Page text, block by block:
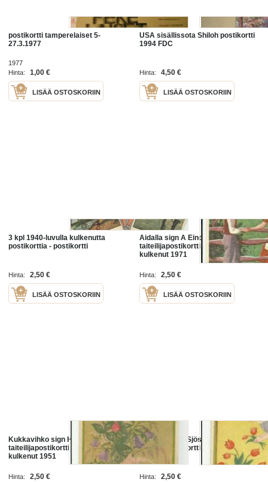
postikortti tamperelaiset 5-
27.3.1977
1977
Hinta:
1,00 €
LISÄÄ OSTOSKORIIN
USA sisällissota Shiloh postikortti
1994 FDC
Hinta: 4,50 €
LISÄÄ OSTOSKORIIN
3 kpl 1940-luvulla kulkenutta
postikorttia - postikortti
Hinta: 2,50 €
LISÄÄ OSTOSKORIIN
Aidalla sign A Einola -
taiteilijapostikortti postikortti
kulkenut 1971
Hinta: 2,50 €
LISÄÄ OSTOSKORIIN
Kukkavihko sign H Sjöstedt -
taiteilijapostikortti postikortti
kulkenut 1951
Hinta: 2,50 €
Onnea sign H Sjöstedt -
taiteilijapostikortti postikortti
kulkenut 1944
Hinta: 2,50 €